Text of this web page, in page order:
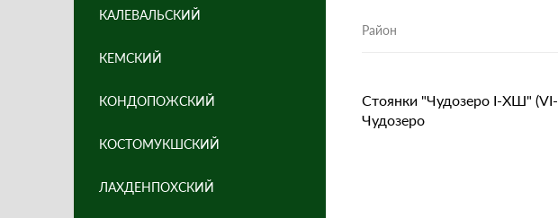
Район
Стоянки "Чудозеро I-ХШ"
Чудозеро
КАЛЕВАЛЬСКИЙ
КЕМСКИЙ
КОНДОПОЖСКИЙ
КОСТОМУКШСКИЙ
ЛАХДЕНПОХСКИЙ